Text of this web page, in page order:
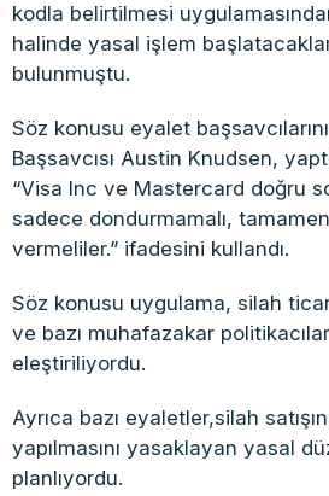
kodla belirtilmesi
halinde yasal işlem
bulunmuştu.
Söz konusu eyalet
Başsavcısı Austin Knudsen,
“Visa Inc ve Mastercard doğru
sadece dondurmamalı,
vermeliler.” ifadesini kullandı.
Söz konusu uygulama, silah
ve bazı muhafazakar
eleştiriliyordu.
Ayrıca bazı eyaletler,silah
yapılmasını yasaklayan yasal
planlıyordu.